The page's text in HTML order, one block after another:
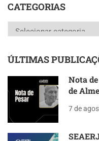
CATEGORIAS
Categorias
ÚLTIMAS
Nota
de
7 de